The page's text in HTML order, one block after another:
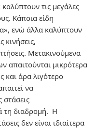
τις μεγάλες
Κάποια είδη
ενώ άλλα καλύπτουν
κινήσεις,
Μετακινούμενα
απαιτούνται μικρότερα
και άρα λιγότερο
να
στάσεις
τη διαδρομή. Η
δεν είναι ιδιαίτερα